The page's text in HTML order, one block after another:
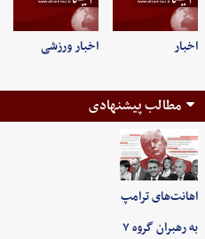
اخبار اخبار ورزشی
مطالب پیشنهادی
اهانت‌های ترامپ
به رهبران گروه ۷